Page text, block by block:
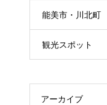
能美市・川北町
観光スポット
アーカイブ